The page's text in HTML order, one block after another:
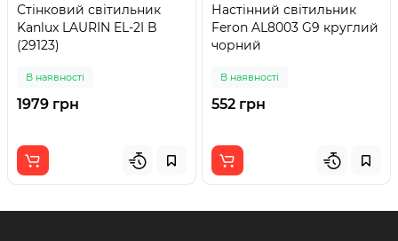
Стінковий світильник
Kanlux LAURIN EL-2I B
(29123)
В наявності
1979 грн
Настінний світильник
Feron AL8003 G9 круглий
чорний
В наявності
552 грн